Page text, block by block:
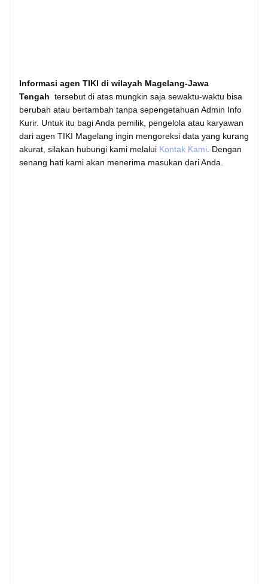
Informasi agen TIKI di wilayah Magelang-Jawa
Tengah tersebut di atas mungkin saja sewaktu-waktu bisa
berubah atau bertambah tanpa sepengetahuan Admin Info
Kurir. Untuk itu bagi Anda pemilik, pengelola atau karyawan
dari agen TIKI Magelang ingin mengoreksi data yang kurang
akurat, silakan hubungi kami melalui Kontak Kami. Dengan
senang hati kami akan menerima masukan dari Anda.